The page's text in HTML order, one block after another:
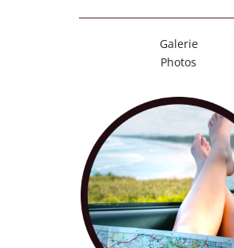
Galerie
Photos